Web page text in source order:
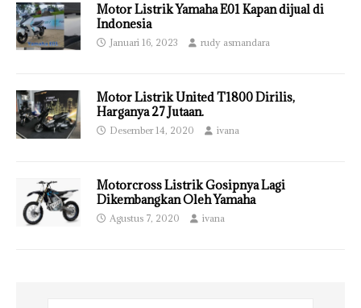
Motor Listrik Yamaha E01 Kapan dijual di
Indonesia
Januari 16, 2023 rudy asmandara
Motor Listrik United T1800 Dirilis,
Harganya 27 Jutaan.
Desember 14, 2020 ivana
Motorcross Listrik Gosipnya Lagi
Dikembangkan Oleh Yamaha
Agustus 7, 2020 ivana